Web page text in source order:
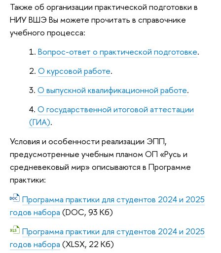
Также об организации практической подготовки в
НИУ ВШЭ Вы можете прочитать в справочнике
учебного процесса:
Вопрос-ответ о практической подготовке.
О курсовой работе.
О выпускной квалификационной работе.
О государственной итоговой аттестации
(ГИА).
Условия и особенности реализации ЭПП,
предусмотренные учебным планом ОП «Русь и
средневековый мир» описываются в Программе
практики:
Программа практики для студентов 2024 и 2025
годов набора (DOC, 93 Кб)
Программа практики для студентов 2024 и 2025
годов набора (XLSX, 22 Кб)